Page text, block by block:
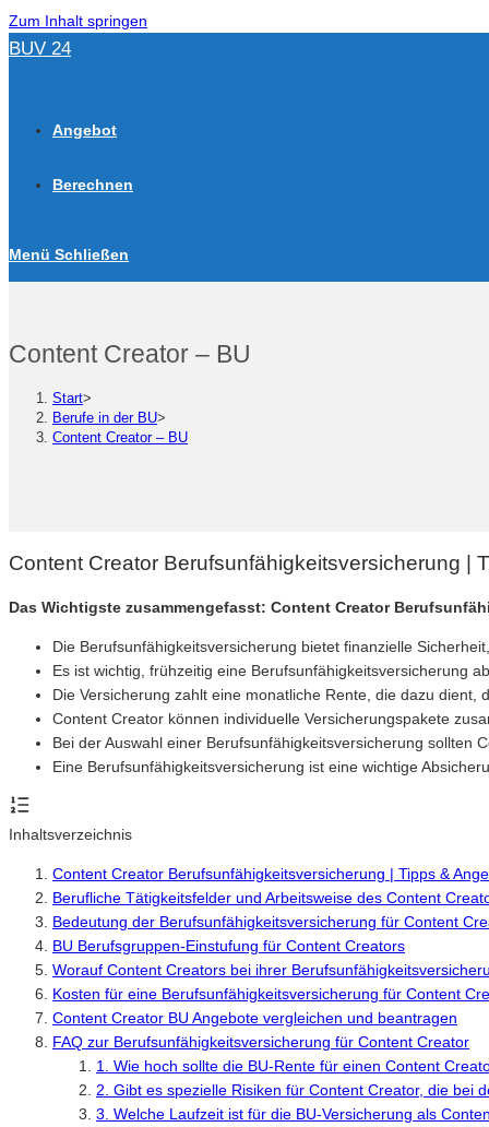
Zum Inhalt springen
BUV 24
Angebot
Berechnen
Menü Schließen
Content Creator – BU
Start>
Berufe in der BU>
Content Creator – BU
Content Creator Berufsunfähigkeitsversicherung |
Das Wichtigste zusammengefasst: Content Creator
Die Berufsunfähigkeitsversicherung bietet finanzielle
Es ist wichtig, frühzeitig eine Berufsunfähigkeitsversicherung
Die Versicherung zahlt eine monatliche Rente, die dazu
Content Creator können individuelle Versicherungspakete
Bei der Auswahl einer Berufsunfähigkeitsversicherung sollten
Eine Berufsunfähigkeitsversicherung ist eine wichtige
Inhaltsverzeichnis
Content Creator Berufsunfähigkeitsversicherung | Tipps &
Berufliche Tätigkeitsfelder und Arbeitsweise des Content
Bedeutung der Berufsunfähigkeitsversicherung für Content
BU Berufsgruppen-Einstufung für Content Creators
Worauf Content Creators bei ihrer
Kosten für eine Berufsunfähigkeitsversicherung für Content
Content Creator BU Angebote vergleichen und beantragen
FAQ zur Berufsunfähigkeitsversicherung für Content Creator
1. Wie hoch sollte die BU-Rente für einen Content
2. Gibt es spezielle Risiken für Content Creator, die bei
3. Welche Laufzeit ist für die BU-Versicherung als